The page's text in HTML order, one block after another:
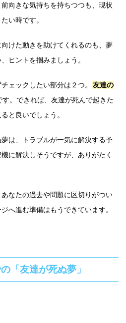
向きな気持ちを持ちつつも、現状
い時です。
けた動きを助けてくれるのも、夢
ヒントを掴みましょう。
ェックしたい部分は２つ。
友達の
す。できれば、友達が死んで起きた
と良いでしょう。
は、トラブルが一気に解決する予
に解決しそうですが、ありがたく
なたの過去や問題に区切りがつい
へ進む準備はもうできています。
「友達が死ぬ夢」